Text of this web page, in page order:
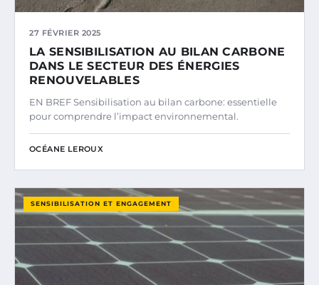
27 FÉVRIER 2025
LA SENSIBILISATION AU BILAN CARBONE
DANS LE SECTEUR DES ÉNERGIES
RENOUVELABLES
EN BREF Sensibilisation au bilan carbone: essentielle
pour comprendre l’impact environnemental.
OCÉANE LEROUX
SENSIBILISATION ET ENGAGEMENT